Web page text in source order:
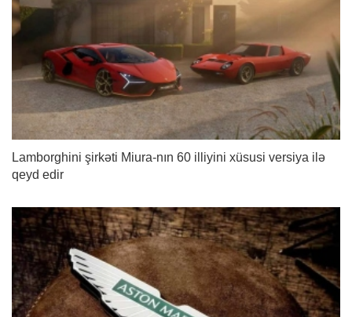
Lamborghini şirkəti Miura-nın 60 illiyini xüsusi versiya ilə
qeyd edir